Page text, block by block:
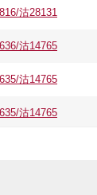
沽28131
沽14765
沽14765
沽14765